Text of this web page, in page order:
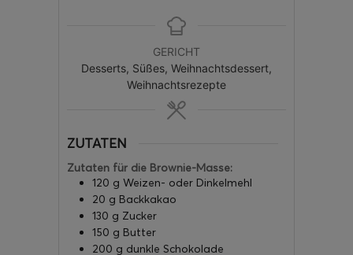
GERICHT
Desserts, Süßes, Weihnachtsdessert,
Weihnachtsrezepte
ZUTATEN
Zutaten für die Brownie-Masse:
120 g Weizen- oder Dinkelmehl
20 g Backkakao
130 g Zucker
150 g Butter
200 g dunkle Schokolade